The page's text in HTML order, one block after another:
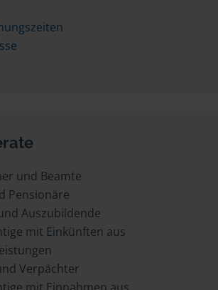
und Beamte
Pensionäre
Auszubildende
mit Einkünften aus
Verpächter